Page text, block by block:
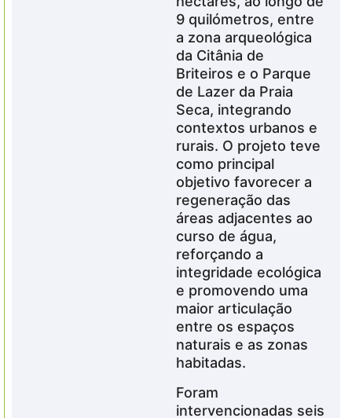
9 quilómetros, entre
a zona arqueológica
da Citânia de
Briteiros e o Parque
de Lazer da Praia
Seca, integrando
contextos urbanos e
rurais. O projeto teve
como principal
objetivo favorecer a
regeneração das
áreas adjacentes ao
curso de água,
reforçando a
integridade ecológica
e promovendo uma
maior articulação
entre os espaços
naturais e as zonas
habitadas.
Foram
intervencionadas seis